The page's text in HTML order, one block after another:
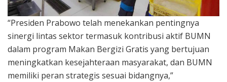
“Presiden Prabowo telah menekankan pentingnya
sinergi lintas sektor termasuk kontribusi aktif BUMN
dalam program Makan Bergizi Gratis yang bertujuan
meningkatkan kesejahteraan masyarakat, dan BUMN
memiliki peran strategis sesuai bidangnya,”